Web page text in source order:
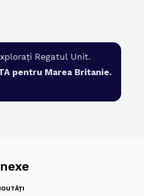
Regatul Unit.
pentru Marea Britanie.